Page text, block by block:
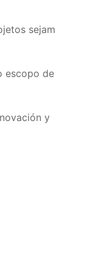
sejam
escopo de
y